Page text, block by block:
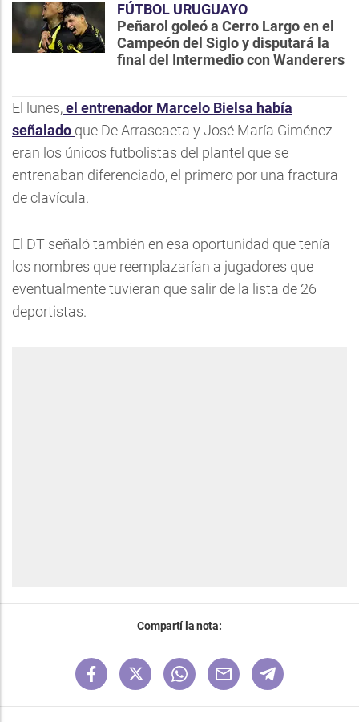
FÚTBOL URUGUAYO
Peñarol goleó a Cerro Largo en el
Campeón del Siglo y disputará la
final del Intermedio con Wanderers
El lunes,el entrenador Marcelo Bielsa había
señalado que De Arrascaeta y José María Giménez
eran los únicos futbolistas del plantel que se
entrenaban diferenciado, el primero por una fractura
de clavícula.
El DT señaló también en esa oportunidad que tenía
los nombres que reemplazarían a jugadores que
eventualmente tuvieran que salir de la lista de 26
deportistas.
Compartí la nota: